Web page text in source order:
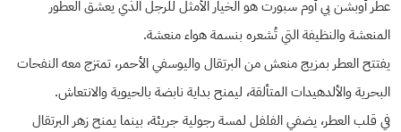
عطر أوبشن بي أوم سبورت هو الخيار الأمثل للرجل الذي يعشق العطور
المنعشة والنظيفة التي تُشعره بنسمة هواء منعشة.
يفتتح العطر بمزيج منعش من البرتقال واليوسفي الأحمر، تمتزج معه النفحات
البحرية والألدهيدات المتألقة، ليمنح بداية نابضة بالحيوية والانتعاش.
في قلب العطر، يضفي الفلفل لمسة رجولية جريئة، بينما يمنح زهر البرتقال